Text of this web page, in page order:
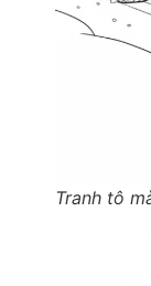
Tranh tô